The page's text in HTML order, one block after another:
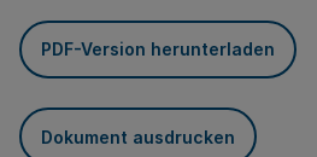
PDF-Version herunterladen
Dokument ausdrucken